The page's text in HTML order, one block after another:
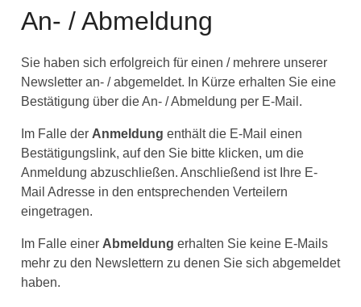
An- / Abmeldung
Sie haben sich erfolgreich für einen / mehrere unserer
Newsletter an- / abgemeldet. In Kürze erhalten Sie eine
Bestätigung über die An- / Abmeldung per E-Mail.
Im Falle der Anmeldung enthält die E-Mail einen
Bestätigungslink, auf den Sie bitte klicken, um die
Anmeldung abzuschließen. Anschließend ist Ihre E-
Mail Adresse in den entsprechenden Verteilern
eingetragen.
Im Falle einer Abmeldung erhalten Sie keine E-Mails
mehr zu den Newslettern zu denen Sie sich abgemeldet
haben.